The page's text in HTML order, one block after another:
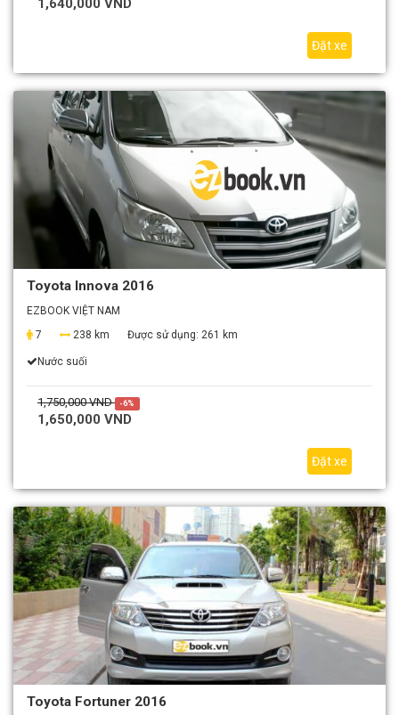
1,640,000 VND
Đặt xe
Toyota Innova 2016
EZBOOK VIỆT NAM
7
238 km Được sử dụng: 261 km
Nước suối
1,750,000 VND -6%
1,650,000 VND
Đặt xe
Toyota Fortuner 2016